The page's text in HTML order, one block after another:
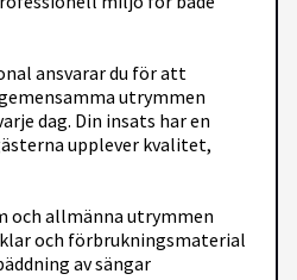
ansvarar du för att
utrymmen
dag. Din insats har en
upplever kvalitet,
och allmänna utrymmen
och förbrukningsmaterial
av sängar